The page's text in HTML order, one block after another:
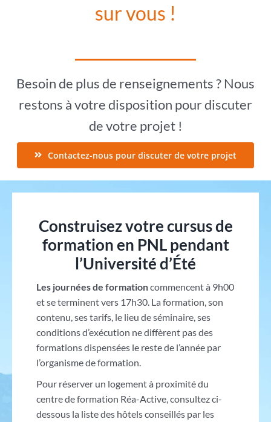
sur vous !
Besoin de plus de renseignements ? Nous
restons à votre disposition pour discuter
de votre projet !
Contactez-nous pour discuter de votre projet
Construisez votre cursus de
formation en PNL pendant
l’Université d’Été
Les journées de formationcommencent à 9h00
et se terminent vers 17h30. La formation, son
contenu, ses tarifs, le lieu de séminaire, ses
conditions d’exécution ne diffèrent pas des
formations dispensées le reste de l’année par
l’organisme de formation.
Pour réserver un logement à proximité du
centre de formation Réa-Active, consultez ci-
dessous la liste des hôtels conseillés par les